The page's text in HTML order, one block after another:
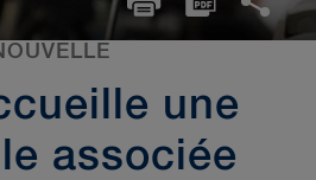
une
associée